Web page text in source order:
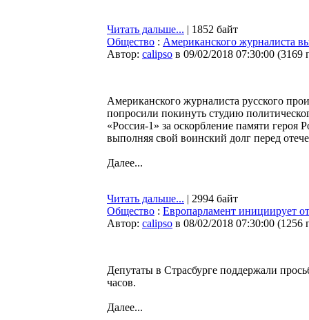
Читать дальше... | 1852 байт
Общество : Американского журналиста
Автор: calipso в 09/02/2018 07:30:00 (3169
Американского журналиста русского
попросили покинуть студию
«Россия-1» за оскорбление памяти
выполняя свой воинский долг перед
Далее...
Читать дальше... | 2994 байт
Общество : Европарламент инициирует
Автор: calipso в 08/02/2018 07:30:00 (1256
Депутаты в Страсбурге поддержали
часов.
Далее...